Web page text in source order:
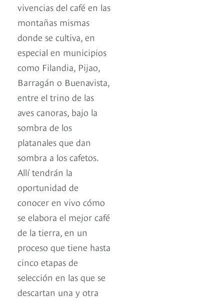
vivencias del café en las
montañas mismas
donde se cultiva, en
especial en municipios
como Filandia, Pijao,
Barragán o Buenavista,
entre el trino de las
aves canoras, bajo la
sombra de los
platanales que dan
sombra a los cafetos.
Allí tendrán la
oportunidad de
conocer en vivo cómo
se elabora el mejor café
de la tierra, en un
proceso que tiene hasta
cinco etapas de
selección en las que se
descartan una y otra